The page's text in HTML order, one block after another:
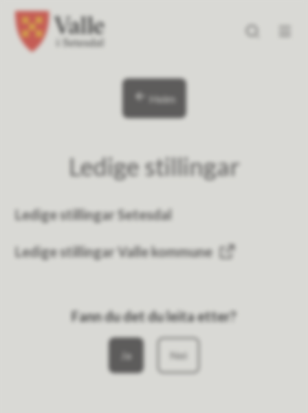
Valle kommune
Heim
Ledige stillingar
Ledige stillingar Setesdal
Ledige stillingar Valle kommune
Fann du det du leita etter?
Ja Nei